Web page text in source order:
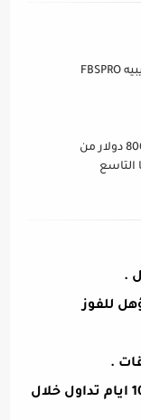
مسابقة الحسابات التجريبيه FBSPRO
جوائز وهدايا بقيمة 800,000 دولار من
مؤهل للفوز
- الا تقل مدة التداول في الحساب عن 10 ايام تداول خلال